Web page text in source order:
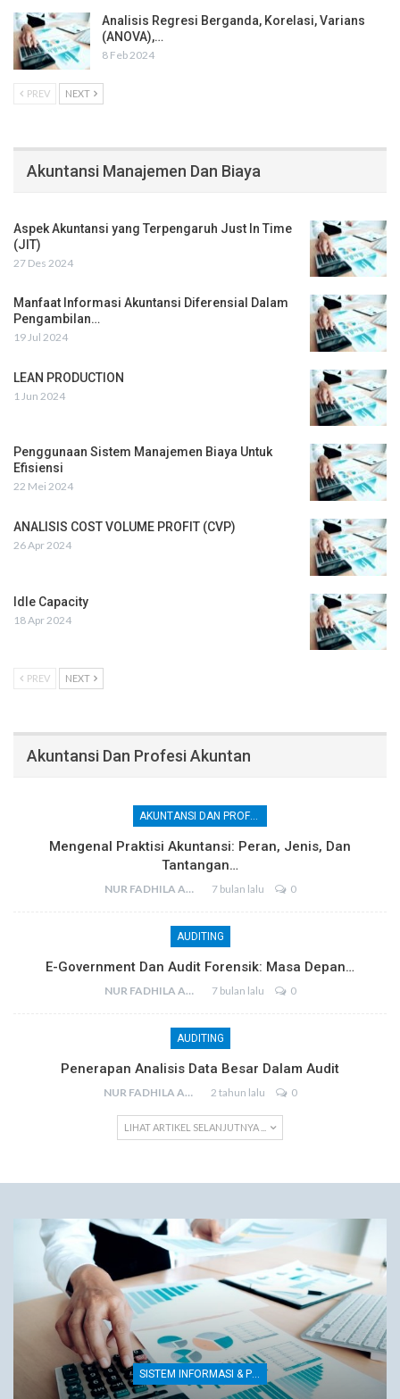
Analisis Regresi Berganda, Korelasi, Varians
(ANOVA),…
8 Feb 2024
PREV NEXT
Akuntansi Manajemen Dan Biaya
Aspek Akuntansi yang Terpengaruh Just In Time
(JIT)
27 Des 2024
Manfaat Informasi Akuntansi Diferensial Dalam
Pengambilan…
19 Jul 2024
LEAN PRODUCTION
1 Jun 2024
Penggunaan Sistem Manajemen Biaya Untuk
Efisiensi
22 Mei 2024
ANALISIS COST VOLUME PROFIT (CVP)
26 Apr 2024
Idle Capacity
18 Apr 2024
PREV NEXT
Akuntansi Dan Profesi Akuntan
AKUNTANSI DAN PROFESI AKUNTAN
Mengenal Praktisi Akuntansi: Peran, Jenis, Dan
Tantangan…
NUR FADHILA AMRI, SE., AK., M.SI 7 bulan lalu 0
AUDITING
E-Government Dan Audit Forensik: Masa Depan…
NUR FADHILA AMRI, SE., AK., M.SI 7 bulan lalu 0
AUDITING
Penerapan Analisis Data Besar Dalam Audit
NUR FADHILA AMRI, SE., AK., M.SI 2 tahun lalu 0
LIHAT ARTIKEL SELANJUTNYA ...
SISTEM INFORMASI & PENGENDALIAN INTERNAL